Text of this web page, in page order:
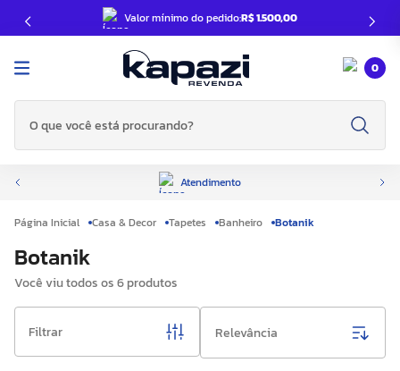
Valor mínimo do pedido:R$ 1.500,00
0
O que você está procurando?
Atendimento
Casa & Decor Tapetes Banheiro Botanik
Botanik
Você viu todos os6produtos
Filtrar Relevância